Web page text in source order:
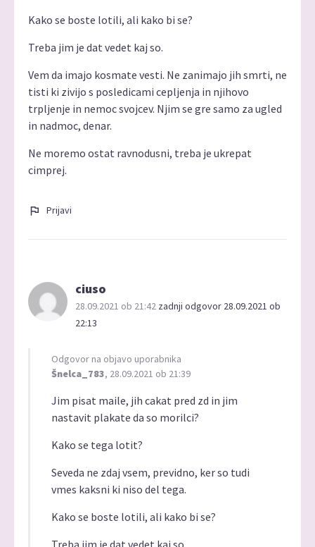
Kako se boste lotili, ali kako bi se?
Treba jim je dat vedet kaj so.
Vem da imajo kosmate vesti. Ne zanimajo jih smrti, ne
tisti ki zivijo s posledicami cepljenja in njihovo
trpljenje in nemoc svojcev. Njim se gre samo za ugled
in nadmoc, denar.
Ne moremo ostat ravnodusni, treba je ukrepat
cimprej.
Prijavi
ciuso
28.09.2021 ob 21:42 zadnji odgovor 28.09.2021 ob
22:13
Odgovor na objavo uporabnika
Šnelca_783, 28.09.2021 ob 21:39
Jim pisat maile, jih cakat pred zd in jim
nastavit plakate da so morilci?
Kako se tega lotit?
Seveda ne zdaj vsem, previdno, ker so tudi
vmes kaksni ki niso del tega.
Kako se boste lotili, ali kako bi se?
Treba jim je dat vedet kaj so.